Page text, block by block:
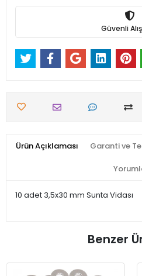
Güvenli
Ürün Açıklaması Garanti ve
10 adet 3,5x30 mm Sunta Vidası
Benzer